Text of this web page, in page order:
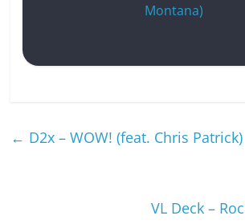
Montana)
← D2x – WOW! (feat. Chris Patrick)
VL Deck –